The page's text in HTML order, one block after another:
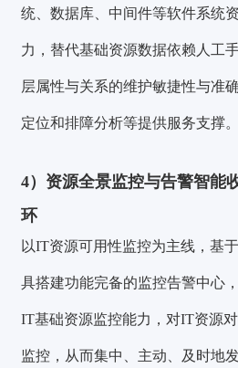
统、数据库、中间件等软件系统
力，替代基础资源数据依赖人工
层属性与关系的维护敏捷性与准
定位和排障分析等提供服务支撑。
4） 资源全景监控与告警智能
环
以IT资源可用性监控为主线，基
具搭建功能完备的监控告警中心
IT基础资源监控能力，对IT资源
监控，从而集中、主动、及时地